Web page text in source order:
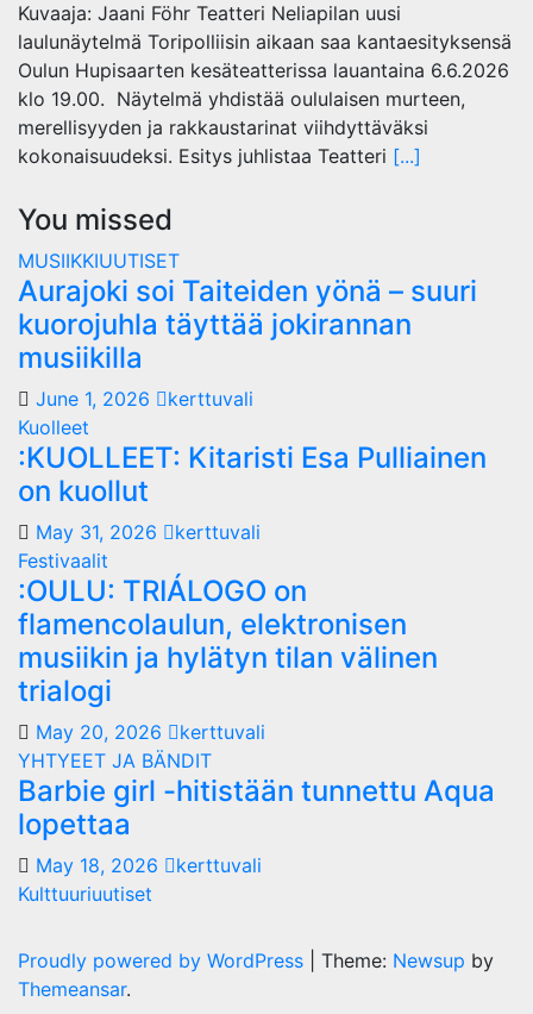
Kuvaaja: Jaani Föhr Teatteri Neliapilan uusi
laulunäytelmä Toripolliisin aikaan saa kantaesityksensä
Oulun Hupisaarten kesäteatterissa lauantaina 6.6.2026
klo 19.00. Näytelmä yhdistää oululaisen murteen,
merellisyyden ja rakkaustarinat viihdyttäväksi
kokonaisuudeksi. Esitys juhlistaa Teatteri [...]
You missed
MUSIIKKIUUTISET
Aurajoki soi Taiteiden yönä – suuri
kuorojuhla täyttää jokirannan
musiikilla
June 1, 2026
kerttuvali
Kuolleet
:KUOLLEET: Kitaristi Esa Pulliainen
on kuollut
May 31, 2026
kerttuvali
Festivaalit
:OULU: TRIÁLOGO on
flamencolaulun, elektronisen
musiikin ja hylätyn tilan välinen
trialogi
May 20, 2026
kerttuvali
YHTYEET JA BÄNDIT
Barbie girl -hitistään tunnettu Aqua
lopettaa
May 18, 2026
kerttuvali
Kulttuuriuutiset
Proudly powered by WordPress Theme: Newsup by
Themeansar.